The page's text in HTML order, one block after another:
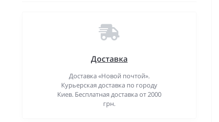
Доставка
Доставка «Новой почтой».
Курьерская доставка по городу
Киев. Бесплатная доставка от 2000
грн.